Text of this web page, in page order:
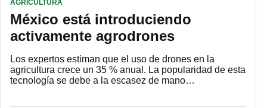
AGRICULTURA
México está introduciendo
activamente agrodrones
Los expertos estiman que el uso de drones en la
agricultura crece un 35 % anual. La popularidad de esta
tecnología se debe a la escasez de mano…